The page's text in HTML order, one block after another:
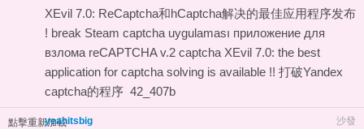
XEvil 7.0: ReCaptcha和hCaptcha解决的最佳应用程序发布
! break Steam captcha uygulaması приложение для
взлома reCAPTCHA v.2 captcha XEvil 7.0: the best
application for captcha solving is available !! 打破Yandex
captcha的程序 42_407b
點擊重新加載 沙發
yeahitsbig